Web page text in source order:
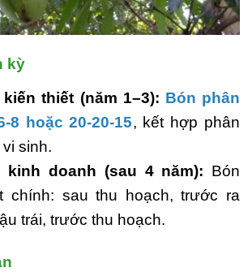
kỳ
thiết (năm 1–3): Bón phân
8 hoặc 20-20-15, kết hợp phân
sinh.
kinh doanh (sau 4 năm): Bón
chính: sau thu hoạch, trước ra
trái, trước thu hoạch.